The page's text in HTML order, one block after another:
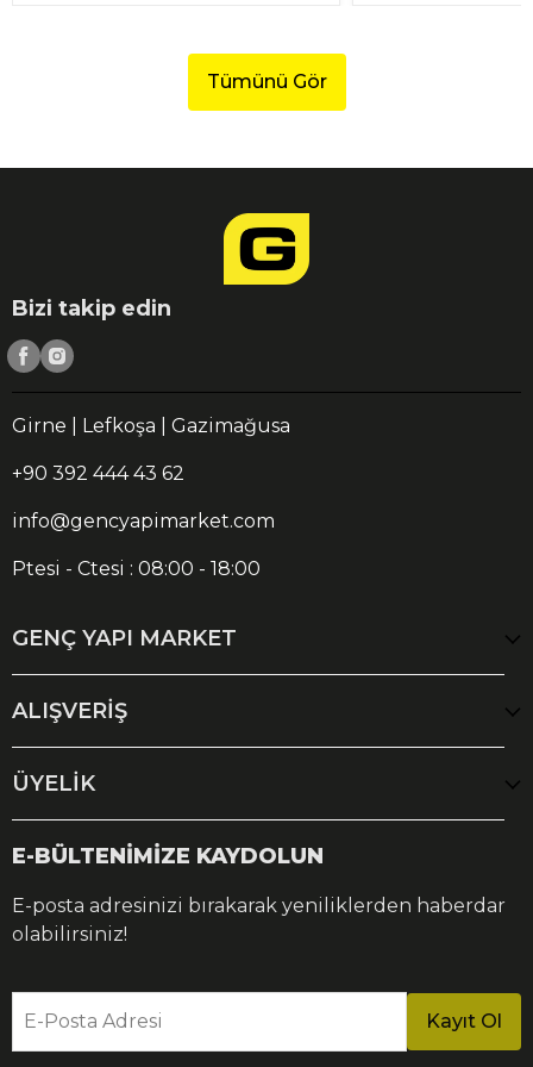
Tümünü Gör
Bizi takip edin
Girne | Lefkoşa | Gazimağusa
+90 392 444 43 62
info@gencyapimarket.com
Ptesi - Ctesi : 08:00 - 18:00
GENÇ YAPI MARKET
ALIŞVERİŞ
ÜYELİK
E-BÜLTENİMİZE KAYDOLUN
E-posta adresinizi bırakarak yeniliklerden haberdar
olabilirsiniz!
E-Posta Adresi Kayıt Ol